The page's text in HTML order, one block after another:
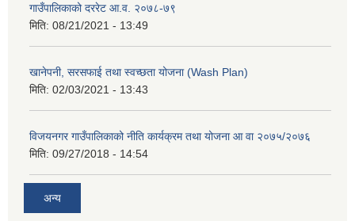
गाउँपालिकाको दररेट आ.व. २०७८-७९
मिति: 08/21/2021 - 13:49
खानेपनी, सरसफाई तथा स्वच्छता योजना (Wash Plan)
मिति: 02/03/2021 - 13:43
विजयनगर गाउँपालिकाको नीति कार्यक्रम तथा योजना आ वा २०७५/२०७६
मिति: 09/27/2018 - 14:54
अन्य